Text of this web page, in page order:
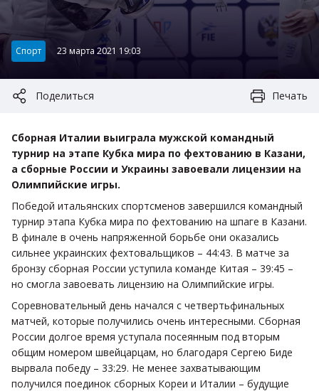
Категория:
Спорт 23 марта 2021 19:03
Поделиться Печать
Сборная Италии выиграла мужской командный
турнир на этапе Кубка мира по фехтованию в Казани,
а сборные России и Украины завоевали лицензии на
Олимпийские игры.
Победой итальянских спортсменов завершился командный
турнир этапа Кубка мира по фехтованию на шпаге в Казани.
В финале в очень напряженной борьбе они оказались
сильнее украинских фехтовальщиков – 44:43. В матче за
бронзу сборная России уступила команде Китая – 39:45 –
но смогла завоевать лицензию на Олимпийские игры.
Соревновательный день начался с четвертьфинальных
матчей, которые получились очень интересными. Сборная
России долгое время уступала посеянным под вторым
общим номером швейцарцам, но благодаря Сергею Биде
вырвала победу – 33:29. Не менее захватывающим
получился поединок сборных Кореи и Италии – будущие